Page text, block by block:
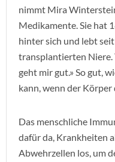
nimmt Mira
Medikamente. Sie hat
hinter sich und lebt
transplantierten Niere.
geht mir gut.» So gut,
kann, wenn der
Das menschliche
dafür da, Krankheiten
Abwehrzellen los, um